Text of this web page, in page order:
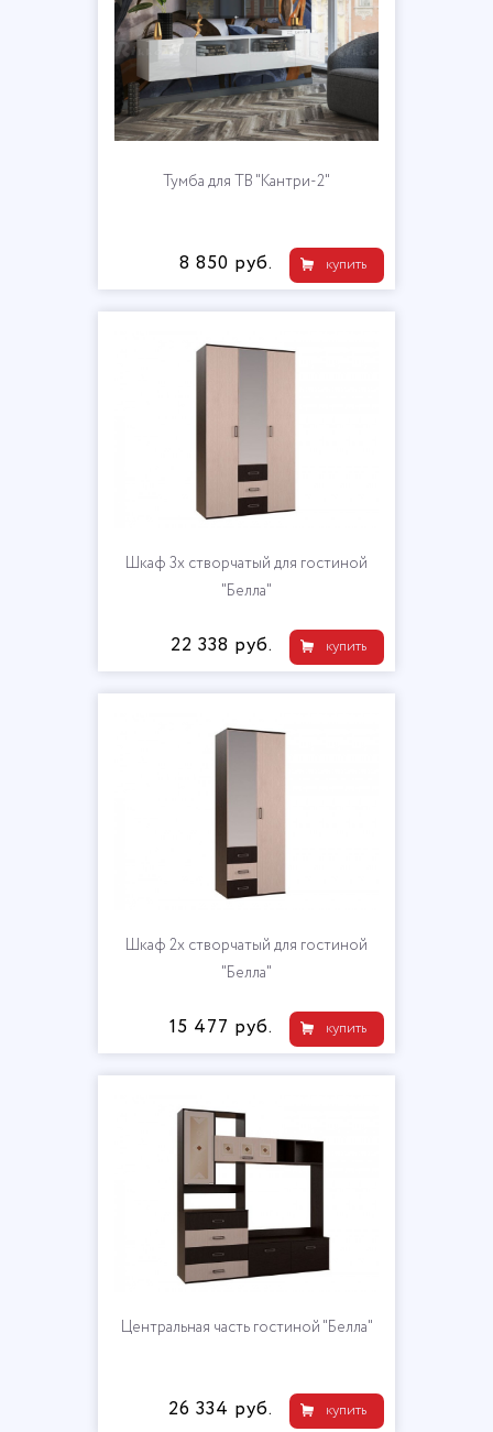
Тумба для ТВ "Кантри-2"
купить
8 850 руб.
Шкаф 3х створчатый для гостиной
"Белла"
купить
22 338 руб.
Шкаф 2х створчатый для гостиной
"Белла"
купить
15 477 руб.
Центральная часть гостиной "Белла"
купить
26 334 руб.